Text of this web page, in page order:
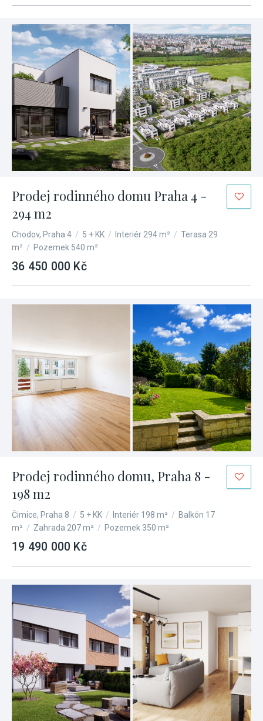
Prodej rodinného domu Praha 4 -
294 m2
Chodov, Praha 4 / 5 + KK / Interiér 294 m² / Terasa 29
m² / Pozemek 540 m²
36 450 000 Kč
Prodej rodinného domu, Praha 8 -
198 m2
Čimice, Praha 8 / 5 + KK / Interiér 198 m² / Balkón 17
m² / Zahrada 207 m² / Pozemek 350 m²
19 490 000 Kč